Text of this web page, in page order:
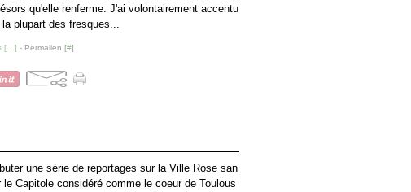
qu'elle renferme: J'ai volontairement accentu
plupart des fresques...
[ ] - Permalien [#]
une série de reportages sur la Ville Rose san
Capitole considéré comme le coeur de Toulous